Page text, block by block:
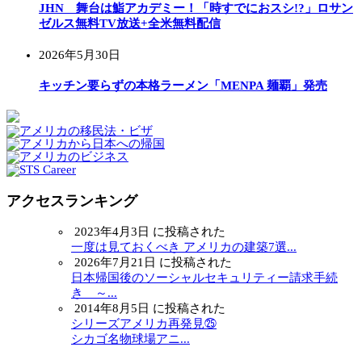
JHN 舞台は鮨アカデミー！「時すでにおスシ!?」ロサン
ゼルス無料TV放送+全米無料配信
2026年5月30日
キッチン要らずの本格ラーメン「MENPA 麺覇」発売
アクセスランキング
2023年4月3日 に投稿された
一度は見ておくべき アメリカの建築7選...
2026年7月21日 に投稿された
日本帰国後のソーシャルセキュリティー請求手続
き ～...
2014年8月5日 に投稿された
シリーズアメリカ再発見㉕
シカゴ名物球場アニ...